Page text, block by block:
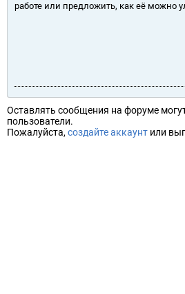
работе или предложить, как её можно
Оставлять сообщения на форуме
пользователи.
Пожалуйста, создайте аккаунт или